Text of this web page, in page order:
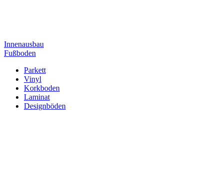
Innenausbau
Fußboden
Parkett
Vinyl
Korkboden
Laminat
Designböden